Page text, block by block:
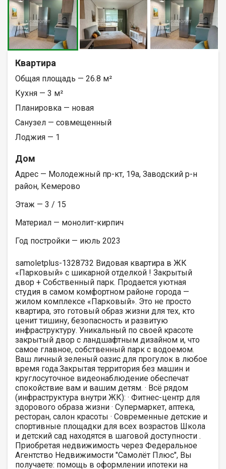
Квартира
Общая площадь — 26.8 м²
Кухня — 3 м²
Планировка — новая
Санузел — совмещенный
Лоджия — 1
Дом
Адрес — Молодежный пр-кт, 19а, Заводский р-н
район, Кемерово
Этаж — 3 / 15
Материал — монолит-кирпич
Год постройки — июль 2023
samoletplus-1328732 Видовая квартира в ЖК
«Парковый» с шикарной отделкой ! Закрытый
двор + Собственный парк. Продается уютная
студия в самом комфортном районе города —
жилом комплексе «Парковый». Это не просто
квартира, это готовый образ жизни для тех, кто
ценит тишину, безопасность и развитую
инфраструктуру. Уникальный по своей красоте
закрытый двор с ландшафтным дизайном и, что
самое главное, собственный парк с водоемом.
Ваш личный зеленый оазис для прогулок в любое
время года.Закрытая территория без машин и
круглосуточное видеонаблюдение обеспечат
спокойствие вам и вашим детям. · Всё рядом
(инфраструктура внутри ЖК): · Фитнес-центр для
здорового образа жизни · Супермаркет, аптека,
ресторан, салон красоты · Современные детские и
спортивные площадки для всех возрастов Школа
и детский сад находятся в шаговой доступности .
Приобретая недвижимость через Федеральное
Агентство Недвижимости "Самолёт Плюс", Вы
получаете: помощь в оформлении ипотеки на